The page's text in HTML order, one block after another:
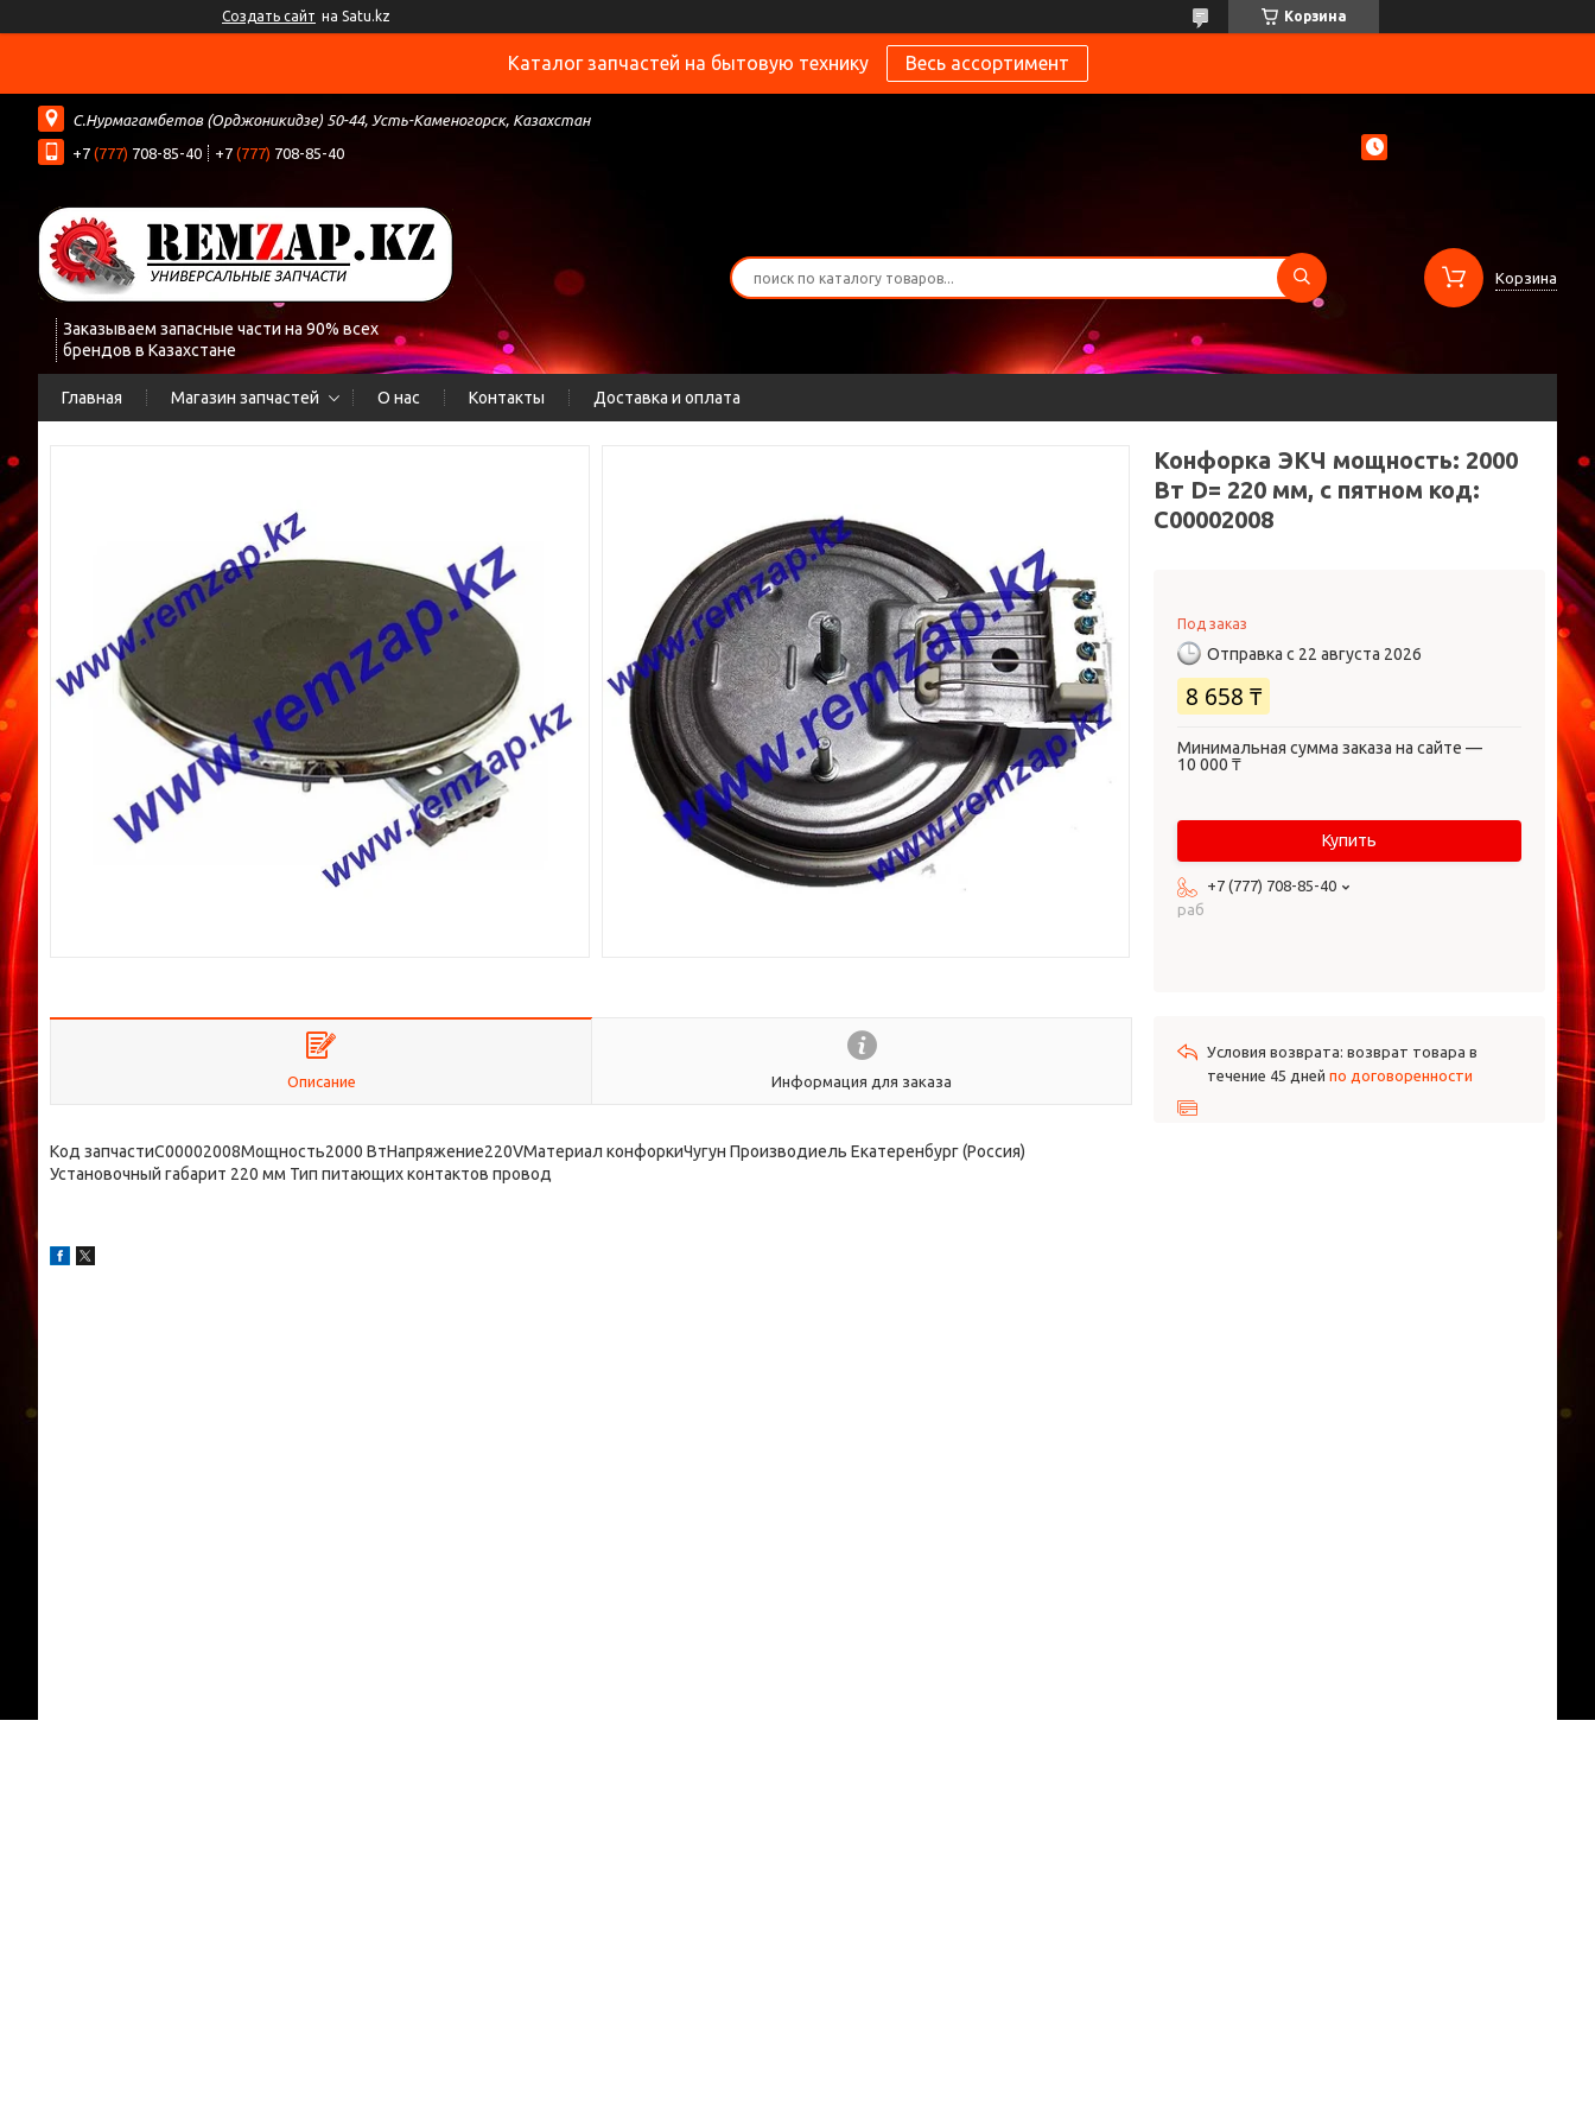
Создать сайт на Satu.kz Корзина
Каталог запчастей на бытовую технику Весь ассортимент
С.Нурмагамбетов (Орджоникидзе) 50-44, Усть-Каменогорск, Казахстан
+7 (777) 708-85-40 +7 (777) 708-85-40
Заказываем запасные части на 90% всех
брендов в Казахстане
Корзина
Главная Магазин запчастей О нас Контакты Доставка и оплата
Описание Информация для заказа
Код запчастиC00002008Мощность2000 ВтНапряжение220VМатериал конфоркиЧугун Производиель Екатеренбург (Россия)
Установочный габарит 220 мм Тип питающих контактов провод
Конфорка ЭКЧ мощность: 2000
Вт D= 220 мм, с пятном код:
C00002008
Под заказ
Отправка с 22 августа 2026
8 658 ₸
Минимальная сумма заказа на сайте —
10 000 ₸
Купить
+7 (777) 708-85-40
раб
возврат товара в
течение 45 дней по договоренности